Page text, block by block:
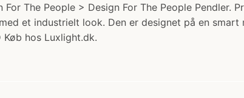
The People > Design For The People Pendler.
et industrielt look. Den er designet på en smart
hos Luxlight.dk.